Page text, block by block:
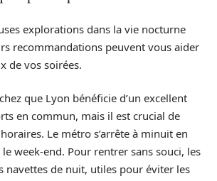
explorations dans la vie nocturne
recommandations peuvent vous aider
de vos soirées.
que Lyon bénéficie d’un excellent
en commun, mais il est crucial de
Le métro s’arrête à minuit en
week-end. Pour rentrer sans souci, les
navettes de nuit, utiles pour éviter les